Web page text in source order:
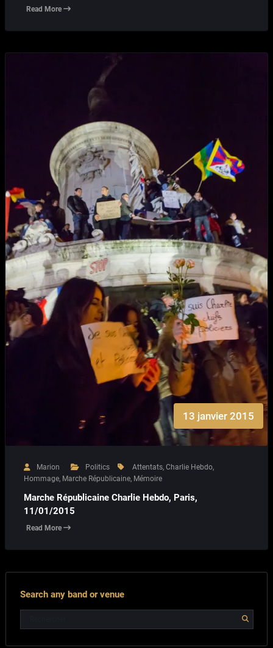
Read More
13 janvier 2015
Marion Politics Attentats, Charlie Hebdo,
Hommage, Marche Républicaine, Mémoire
Marche Républicaine Charlie Hebdo, Paris,
11/01/2015
Read More
Search any band or venue